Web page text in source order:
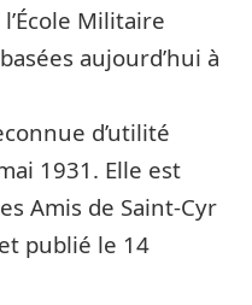
Militaire
aujourd’hui à
d’utilité
1931. Elle est
Amis de Saint-Cyr
publié le 14